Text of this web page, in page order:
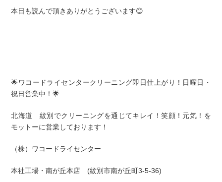
本日も読んで頂きありがとうございます😊
🌟ワコードライセンタークリーニング即日仕上がり！日曜日・
祝日営業中！🌟
北海道 紋別でクリーニングを通じてキレイ！笑顔！元気！を
モットーに営業しております！
（株）ワコードライセンター
本社工場・南が丘本店 (紋別市南が丘町3-5-36)